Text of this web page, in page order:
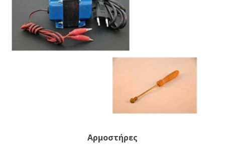
Αρμοστήρες